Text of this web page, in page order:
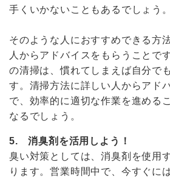
手くいかないこともあるでしょう。
そのような人におすすめできる方
人からアドバイスをもらうことで
の清掃は、慣れてしまえば自分で
す。清掃方法に詳しい人からアド
で、効率的に適切な作業を進める
なるでしょう。
5. 消臭剤を活用しよう！
臭い対策としては、消臭剤を使用
ります。営業時間中で、今すぐに